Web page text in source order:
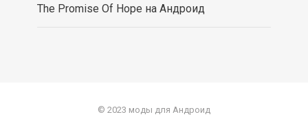
The Promise Of Hope на Андроид
© 2023 моды для Андроид